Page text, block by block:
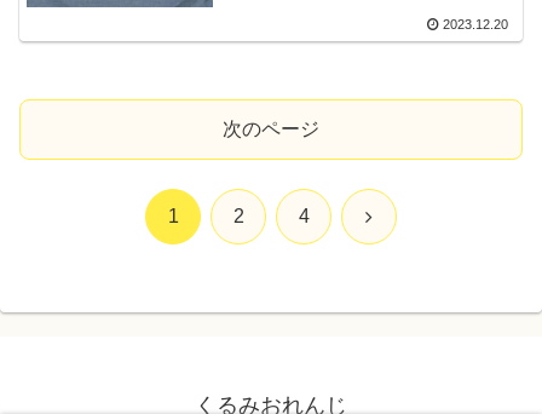
2023.12.20
次のページ
1 2 4 次
くるみおれんじ